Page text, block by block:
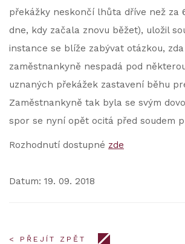
překážky neskončí lhůta dříve než za
dne, kdy začala znovu běžet), uložil
instance se blíže zabývat otázkou,
zaměstnankyně nespadá pod
uznaných překážek zastavení běhu
Zaměstnankyně tak byla se svým
spor se nyní opět ocitá před soudem
Rozhodnutí dostupné zde
Datum: 19. 09. 2018
< PŘEJÍT ZPĚT